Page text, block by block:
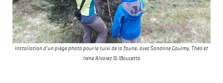
Installation d’un piège photo pour le suivi de la faune, avec Sandrine Goulmy, Théo et
Irene Alvarez © IBoucetta